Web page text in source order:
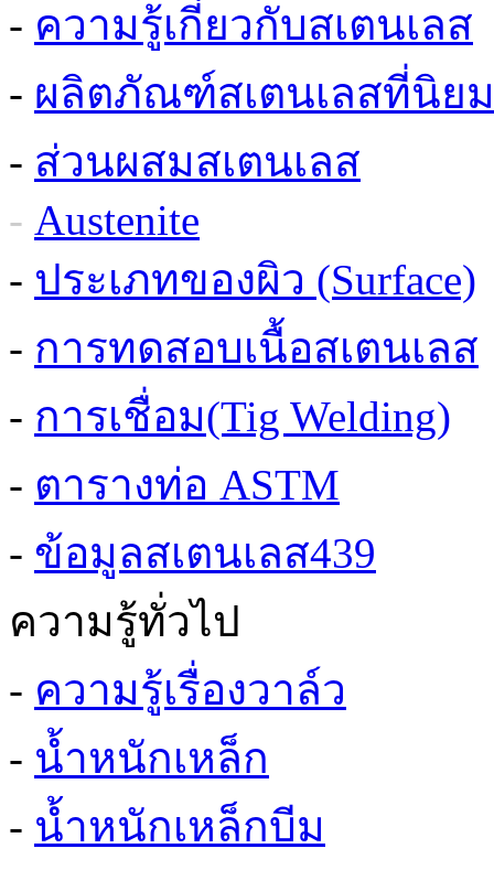
- ความรู้เกี่ยวกับสเตนเลส
- ผลิตภัณฑ์สเตนเลสที่นิยม
- ส่วนผสมสเตนเลส
- Austenite
- ประเภทของผิว (Surface)
- การทดสอบเนื้อสเตนเลส
- การเชื่อม(Tig Welding)
- ตารางท่อ ASTM
- ข้อมูลสเตนเลส439
ความรู้ทั่วไป
- ความรู้เรื่องวาล์ว
- น้ำหนักเหล็ก
- น้ำหนักเหล็กบีม